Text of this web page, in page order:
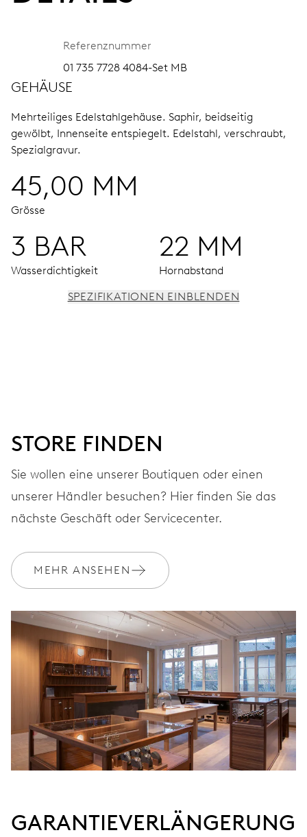
Referenznummer
01 735 7728 4084-Set MB
GEHÄUSE
Mehrteiliges Edelstahlgehäuse. Saphir, beidseitig
gewölbt, Innenseite entspiegelt. Edelstahl, verschraubt,
Spezialgravur.
45,00 MM
Grösse
3 BAR
Wasserdichtigkeit
22 MM
Hornabstand
38 Std.
Gangreserve
735
ABMESSUNGEN
Ø 25.60 mm, 11 1/2’’’
AUFZUG
Automatischer Aufzug
FREQUENZ
28.800 A/h, 4 Hz
SPEZIFIKATIONEN EINBLENDEN
STORE FINDEN
Sie wollen eine unserer Boutiquen oder einen
unserer Händler besuchen? Hier finden Sie das
nächste Geschäft oder Servicecenter.
MEHR ANSEHEN
GARANTIEVERLÄNGERUNG